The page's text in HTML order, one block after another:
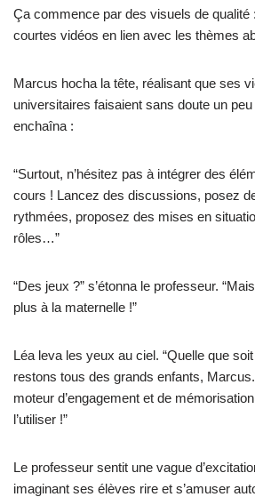
Ça commence par des visuels de qualité
courtes vidéos en lien avec les thèmes
Marcus hocha la tête, réalisant que ses
universitaires faisaient sans doute un
enchaîna :
“Surtout, n’hésitez pas à intégrer des
cours ! Lancez des discussions, posez
rythmées, proposez des mises en
rôles…”
“Des jeux ?” s’étonna le professeur.
plus à la maternelle !”
Léa leva les yeux au ciel. “Quelle que
restons tous des grands enfants,
moteur d’engagement et de
l’utiliser !”
Le professeur sentit une vague
imaginant ses élèves rire et s’amuser